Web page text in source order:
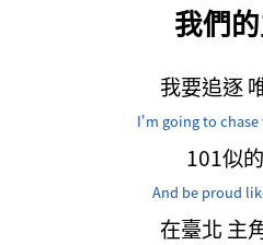
我們
我要追逐
I'm going to
101似
And be proud
在臺北 主